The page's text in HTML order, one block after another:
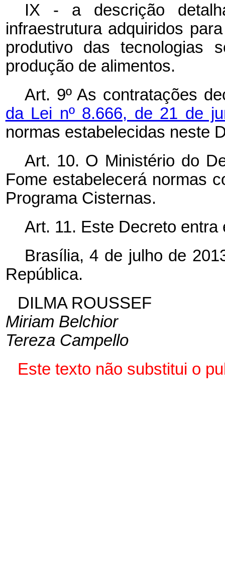
IX - a descrição
infraestrutura adquiridos
produtivo das tecnologias
produção de alimentos.
Art. 9º As contratações
da Lei nº 8.666, de 21 de
normas estabelecidas neste
Art. 10. O Ministério do
Fome estabelecerá normas
Programa Cisternas.
Art. 11. Este Decreto
Brasília, 4 de julho de
República.
DILMA ROUSSEF
Miriam Belchior
Tereza Campello
Este texto não substitui o